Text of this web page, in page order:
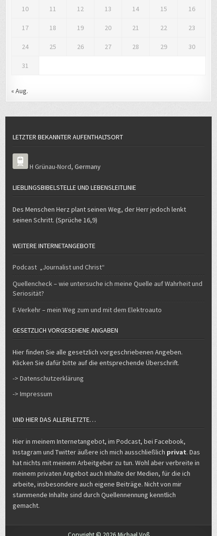
10 11 12 13 14 15 16
17 18 19 20 21 22 23
24 25 26 27 28 29 30
31
« Aug.
LETZTER BEKANNTER AUFENTHALTSORT
H Grünau-Nord,Germany
LIEBLINGSBIBELSTELLE UND LEBENSLEITLINIE
Des Menschen Herz plant seinen Weg, der Herr jedoch lenkt
seinen Schritt. (Sprüche 16,9)
WEITERE INTERNETANGEBOTE
Podcast „Journalist und Christ“
Quellencheck – wie untersuche ich meine Quelle auf Wahrheit und
Seriosität?
E-Verkehr – mein Weg zum und mit dem Elektroauto
GESETZLICH VORGESEHENE ANGABEN
Hier finden Sie alle gesetzlich vorgeschriebenen Angeben.
Klicken Sie dafür bitte auf die entsprechende Überschrift.
-> Datenschutzerklärung
-> Impressum
UND HIER DAS ALLERLETZTE…
Hier in meinem Internetangebot, im Podcast, bei Facebook,
Instagram und Twitter äußere ich mich ausschließlich privat. Das
hat nichts mit meinem Arbeitgeber zu tun. Wohl aber verbreite in
meinem privaten Angebot auch Inhalte der Medien, für die ich
arbeite, insbesondere auch eigene Beiträge. Nicht von mir
stammende Inhalte sind durch Quellennennung kenntlich
gemacht.